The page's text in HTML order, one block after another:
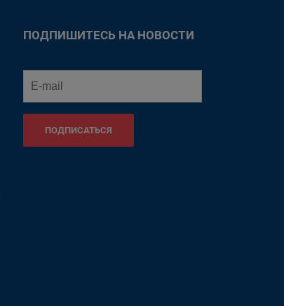
ПОДПИШИТЕСЬ НА НОВОСТИ
ПОДПИСАТЬСЯ